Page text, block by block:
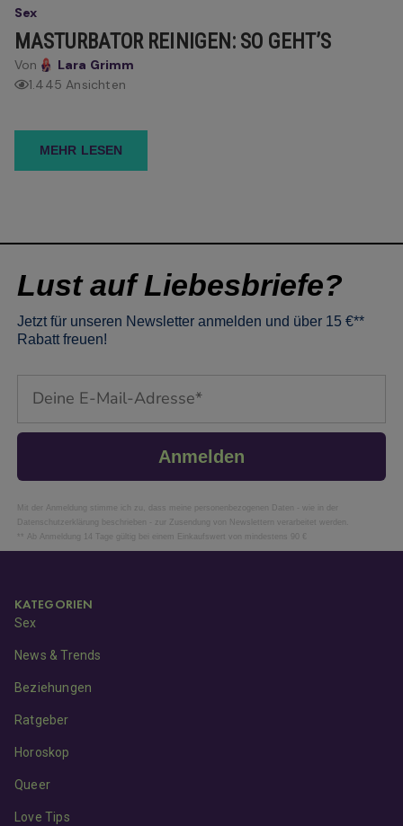
Sex
MASTURBATOR REINIGEN: SO GEHT’S
Von
Lara Grimm
1.445 Ansichten
MEHR LESEN
Lust auf Liebesbriefe?
Jetzt für unseren Newsletter anmelden und über 15 €**
Rabatt freuen!
Anmelden
Mit der Anmeldung stimme ich zu, dass meine personenbezogenen Daten - wie in der
Datenschutzerklärung beschrieben - zur Zusendung von Newslettern verarbeitet werden.
** Ab Anmeldung 14 Tage gültig bei einem Einkaufswert von mindestens 90 €
KATEGORIEN
Sex
News & Trends
Beziehungen
Ratgeber
Horoskop
Queer
Love Tips